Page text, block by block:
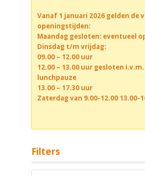
Vanaf 1 januari 2026 gelden de
openingstijden:
Maandag gesloten: eventueel
Dinsdag t/m vrijdag:
09.00 – 12.00 uur
12.00 – 13.00 uur gesloten i.v.m.
lunchpauze
13.00 – 17.30 uur
Zaterdag van 9.00-12.00 13.00-
Filters